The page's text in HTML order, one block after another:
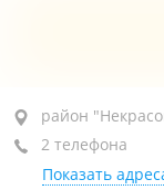
район
оф. 222, 232
район
2 телефона
Показать